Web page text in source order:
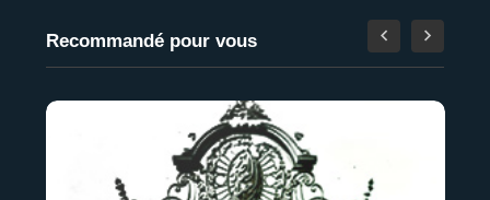
Recommandé pour vous